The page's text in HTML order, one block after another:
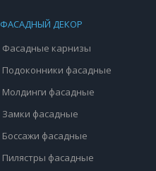
ФАСАДНЫЙ ДЕКОР
Фасадные карнизы
Подоконники фасадные
Молдинги фасадные
Замки фасадные
Боссажи фасадные
Пилястры фасадные